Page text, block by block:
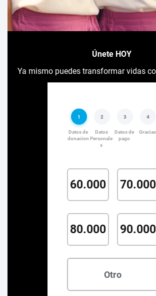
Únete HOY
Ya mismo puedes transformar vidas